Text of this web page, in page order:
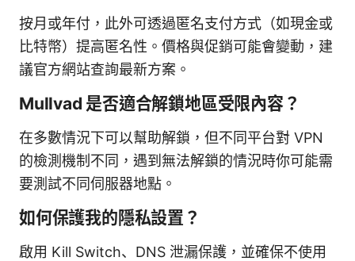
按月或年付，此外可透過匿名支付方式（如現金或
比特幣）提高匿名性。價格與促銷可能會變動，建
議官方網站查詢最新方案。
Mullvad 是否適合解鎖地區受限內容？
在多數情況下可以幫助解鎖，但不同平台對 VPN
的檢測機制不同，遇到無法解鎖的情況時你可能需
要測試不同伺服器地點。
如何保護我的隱私設置？
啟用 Kill Switch、DNS 泄漏保護，並確保不使用